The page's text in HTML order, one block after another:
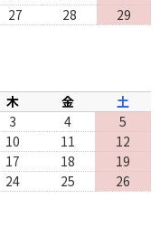
27 28
29
木 金
土
3 4
5
10 11
12
17 18
19
24 25
26